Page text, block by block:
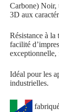
Carbone) Noir,
3D aux
Résistance à la
facilité
exceptionnelle,
Idéal pour les
industrielles.